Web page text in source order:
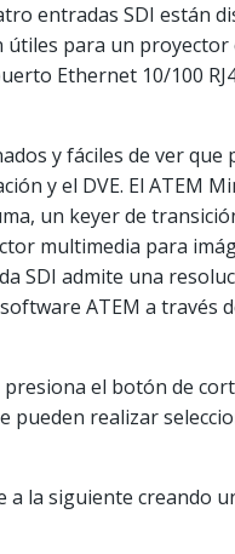
entradas SDI están
útiles para un
Ethernet 10/100
y fáciles de ver que
y el DVE. El ATEM
un keyer de
multimedia para
SDI admite una
ATEM a través
el botón de
realizar
la siguiente creando